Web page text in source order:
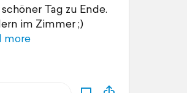
Tag zu Ende.
im Zimmer ;)
more